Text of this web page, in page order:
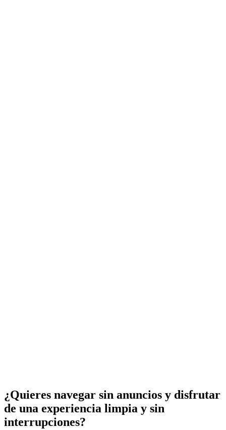
¿Quieres navegar sin anuncios y disfrutar
de una experiencia limpia y sin
interrupciones?